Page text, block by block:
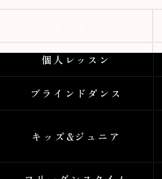
個人レッスン
ブラインドダンス
キッズ&ジュニア